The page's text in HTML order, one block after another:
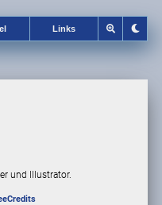
Links
und Illustrator.
Credits